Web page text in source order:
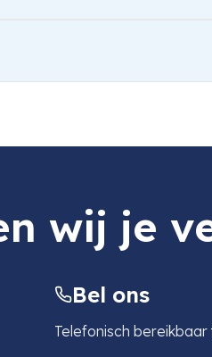
wij je
Bel ons
Telefonisch bereikbaar